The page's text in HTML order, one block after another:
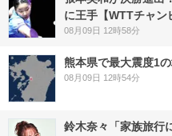
に王手【WTTチャン
08月09日 12時58分
熊本県で最大震度1
08月09日 12時54分
鈴木奈々「家族旅行